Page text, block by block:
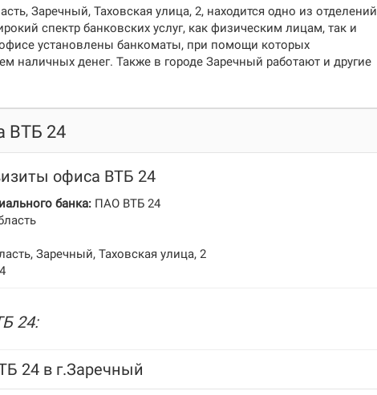
Заречный, Таховская улица, 2, находится одно из отделений
спектр банковских услуг, как физическим лицам, так и
установлены банкоматы, при помощи которых
наличных денег. Также в городе Заречный работают и другие
ВТБ 24
офиса ВТБ 24
банка: ПАО ВТБ 24
Заречный, Таховская улица, 2
24:
24 в г.Заречный